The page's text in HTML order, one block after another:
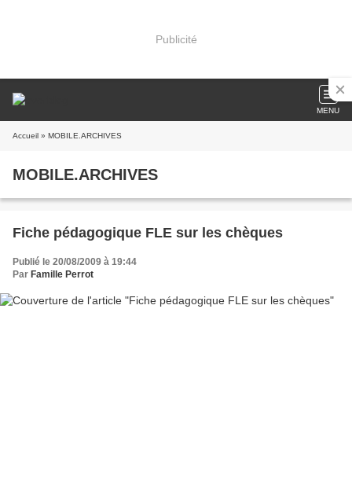
Publicité
MENU
Accueil » MOBILE.ARCHIVES
MOBILE.ARCHIVES
Fiche pédagogique FLE sur les chèques
Publié le 20/08/2009 à 19:44
Par Famille Perrot